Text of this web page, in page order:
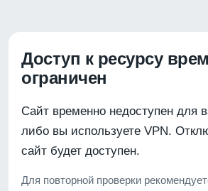
Доступ к ресурсу
ограничен
Сайт временно недоступен для
либо вы используете VPN.
сайт будет доступен.
Для повторной проверки